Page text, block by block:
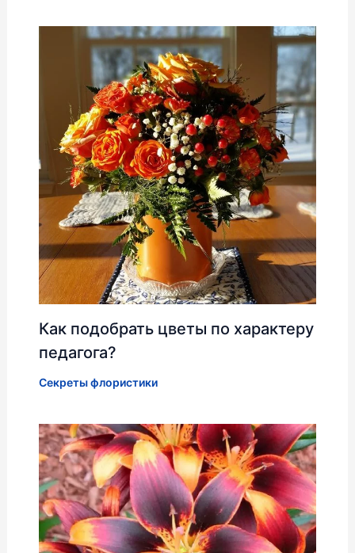
Как подобрать цветы по характеру
педагога?
Секреты флористики